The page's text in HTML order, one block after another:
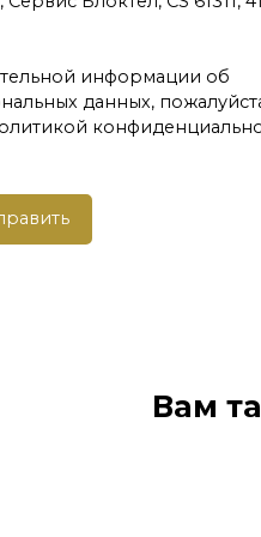
информации об
данных,
Вам